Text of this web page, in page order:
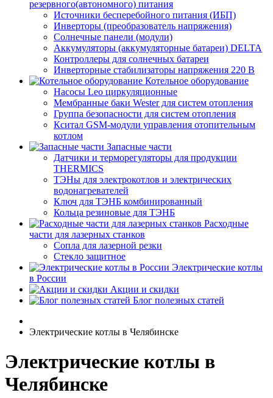
резервного(автономного) питания
Источники бесперебойного питания (ИБП)
Инверторы (преобразователь напряжения)
Солнечные панели (модули)
Аккумуляторы (аккумуляторные батареи) DELTA
Контроллеры для солнечных батареи
Инверторные стабилизаторы напряжения 220 В
Котельное оборудование
Насосы Leo циркуляционные
Мембранные баки Wester для систем отопления
Группа безопасности для систем отопления
Кситал GSM-модули управления отопительным
котлом
Запасные части
Датчики и терморегуляторы для продукции
THERMICS
ТЭНы для электрокотлов и электрических
водонагревателей
Ключ для ТЭНБ комбинированный
Кольца резиновые для ТЭНБ
Расходные
части для лазерных станков
Сопла для лазерной резки
Стекло защитное
Электрические котлы
в России
Акции и скидки
Блог полезных статей
Электрические котлы в Челябинске
Электрические котлы в
Челябинске